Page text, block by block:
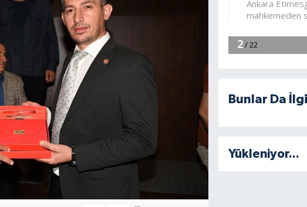
Bunlar Da
Yükleniyor...